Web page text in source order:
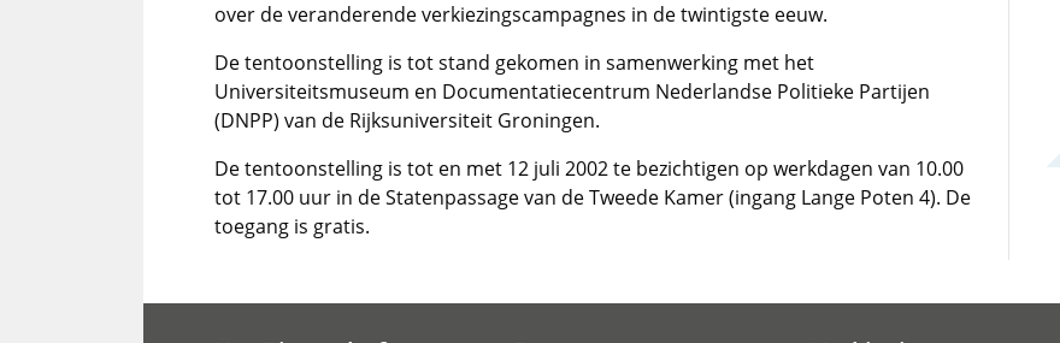
over de veranderende verkiezingscampagnes in de twintigste eeuw.
De tentoonstelling is tot stand gekomen in samenwerking met het
Universiteitsmuseum en Documentatiecentrum Nederlandse Politieke Partijen
(DNPP) van de Rijksuniversiteit Groningen.
De tentoonstelling is tot en met 12 juli 2002 te bezichtigen op werkdagen van 10.00
tot 17.00 uur in de Statenpassage van de Tweede Kamer (ingang Lange Poten 4). De
toegang is gratis.